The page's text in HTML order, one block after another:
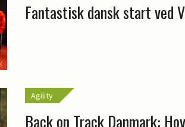
Fantastisk dansk start ved
Agility
Back on Track Danmark: